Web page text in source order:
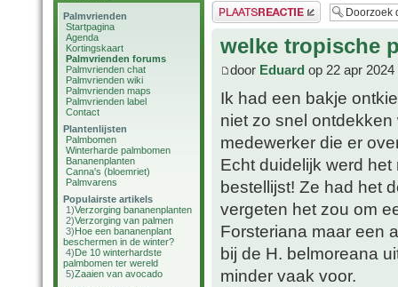
Palmvrienden
Startpagina
Agenda
Kortingskaart
Palmvrienden forums
Palmvrienden chat
Palmvrienden wiki
Palmvrienden maps
Palmvrienden label
Contact
Plantenlijsten
Palmbomen
Winterharde palmbomen
Bananenplanten
Canna's (bloemriet)
Palmvarens
Populairste artikels
1)Verzorging bananenplanten
2)Verzorging van palmen
3)Hoe een bananenplant
beschermen in de winter?
4)De 10 winterhardste
palmbomen ter wereld
5)Zaaien van avocado
Plaats een reactie
welke tropische
door Eduard op 22 apr 2024
Ik had een bakje
niet zo snel
medewerker die er
Echt duidelijk werd
bestellijst! Ze had het
vergeten het zou om
Forsteriana maar een
bij de H. belmoreana
minder vaak voor.